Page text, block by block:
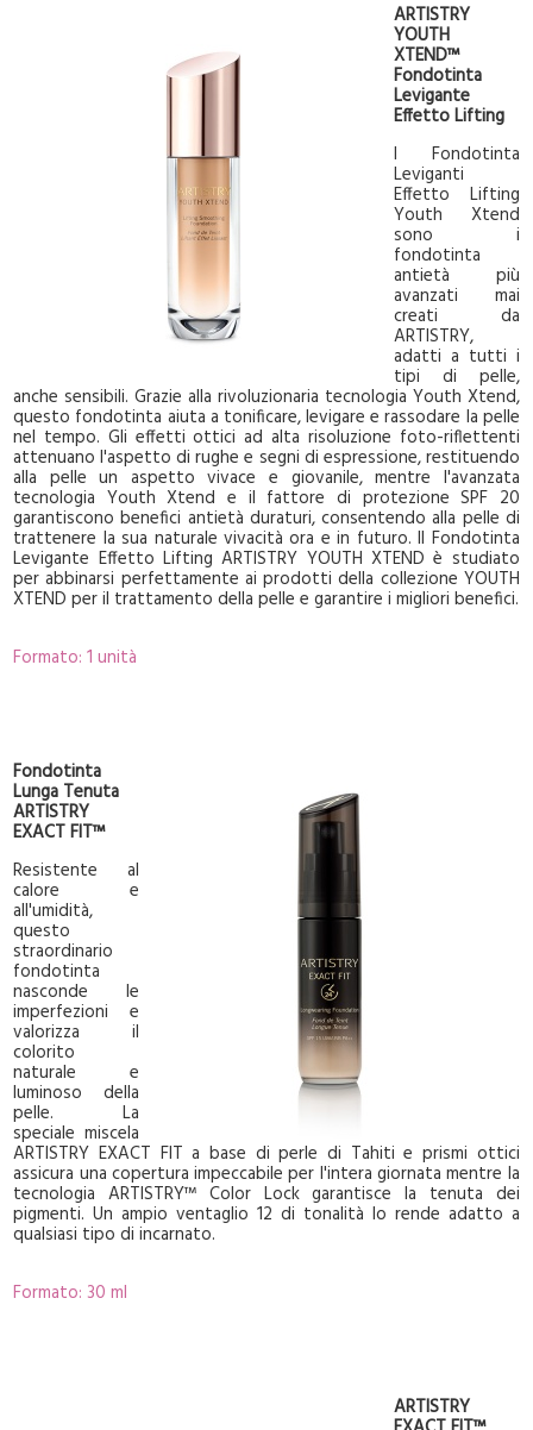
ARTISTRY
YOUTH
XTEND™
Fondotinta
Levigante
Effetto Lifting
I Fondotinta
Leviganti
Effetto Lifting
Youth Xtend
sono i
fondotinta
antietà più
avanzati mai
creati da
ARTISTRY,
adatti a tutti i
tipi di pelle,
anche sensibili. Grazie alla rivoluzionaria tecnologia Youth Xtend,
questo fondotinta aiuta a tonificare, levigare e rassodare la pelle
nel tempo. Gli effetti ottici ad alta risoluzione foto-riflettenti
attenuano l'aspetto di rughe e segni di espressione, restituendo
alla pelle un aspetto vivace e giovanile, mentre l'avanzata
tecnologia Youth Xtend e il fattore di protezione SPF 20
garantiscono benefici antietà duraturi, consentendo alla pelle di
trattenere la sua naturale vivacità ora e in futuro. Il Fondotinta
Levigante Effetto Lifting ARTISTRY YOUTH XTEND è studiato
per abbinarsi perfettamente ai prodotti della collezione YOUTH
XTEND per il trattamento della pelle e garantire i migliori benefici.
Formato: 1 unità
Fondotinta
Lunga Tenuta
ARTISTRY
EXACT FIT™
Resistente al
calore e
all'umidità,
questo
straordinario
fondotinta
nasconde le
imperfezioni e
valorizza il
colorito
naturale e
luminoso della
pelle. La
speciale miscela
ARTISTRY EXACT FIT a base di perle di Tahiti e prismi ottici
assicura una copertura impeccabile per l'intera giornata mentre la
tecnologia ARTISTRY™ Color Lock garantisce la tenuta dei
pigmenti. Un ampio ventaglio 12 di tonalità lo rende adatto a
qualsiasi tipo di incarnato.
Formato: 30 ml
ARTISTRY